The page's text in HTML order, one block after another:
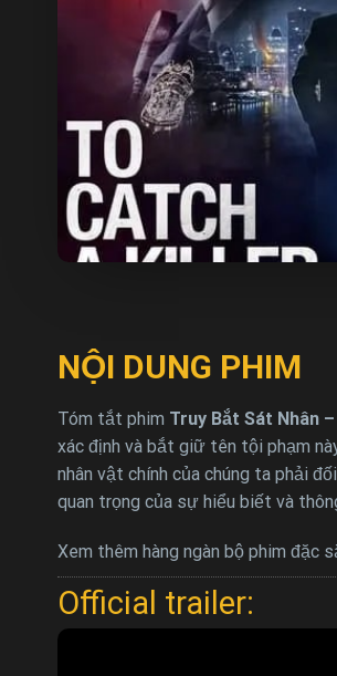
NỘI DUNG PHIM
Tóm tắt phim Truy Bắt Sát Nhân
xác định và bắt giữ tên tội phạm
nhân vật chính của chúng ta phải
quan trọng của sự hiểu biết và
Xem thêm hàng ngàn bộ phim đặc
Official trailer: